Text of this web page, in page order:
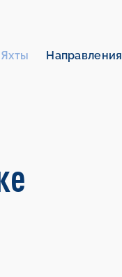
Яхты Направления